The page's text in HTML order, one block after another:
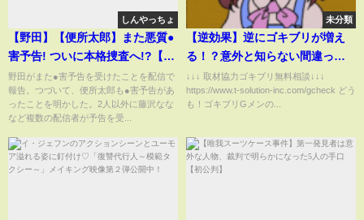
しんやっちょ
【野田】【便所太郎】また悪質●
害予告! ついに本格捜査へ!?【ぱ
るぱる】
野田がまた●害予告を受けたことを配信で
報告。つづいて、便所太郎も●害予告があ
ったことを明かした。2人以外に藤沢なな
など複数の配信者が予告を受...
未分類
【逆効果】逆にゴキブリが増え
る！？意外と知らない間違った
ゴキブリ駆除の方法をプロが解
説します。
↓↓↓ 取材協力ゴキブリ無料相談↓↓↓
https://www.t-solution-inc.com/gcheck どう
も！ゴキブリGメンの...